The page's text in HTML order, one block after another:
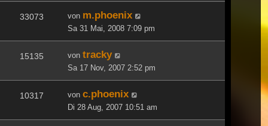
33073 von m.phoenix
Sa 31 Mai, 2008 7:09 pm
15135 von tracky
Sa 17 Nov, 2007 2:52 pm
10317 von c.phoenix
Di 28 Aug, 2007 10:51 am